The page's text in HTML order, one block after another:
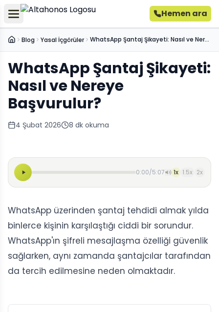
Hemen ara
Ana Sayfa
Blog Yasal İçgörüler WhatsApp Şantaj Şikayeti: Nasıl ve Nereye Başvurulur?
WhatsApp Şantaj Şikayeti:
Nasıl ve Nereye
Başvurulur?
4 Şubat 2026 8 dk okuma
0:00/5:07 1x 1.5x 2x
WhatsApp üzerinden şantaj tehdidi almak yılda
binlerce kişinin karşılaştığı ciddi bir sorundur.
WhatsApp'ın şifreli mesajlaşma özelliği güvenlik
sağlarken, aynı zamanda şantajcılar tarafından
da tercih edilmesine neden olmaktadır.